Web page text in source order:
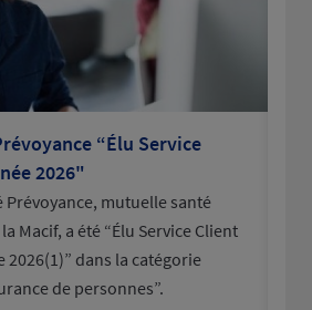
“Élu Service
2026"
Prévoyance, mutuelle santé
Macif, a été “Élu Service Client
2026(1)” dans la catégorie
de personnes”.